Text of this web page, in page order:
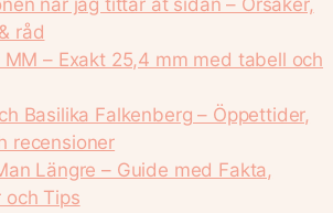
när jag tittar åt sidan – Orsaker,
råd
MM – Exakt 25,4 mm med tabell och
Basilika Falkenberg – Öppettider,
recensioner
Längre – Guide med Fakta,
och Tips